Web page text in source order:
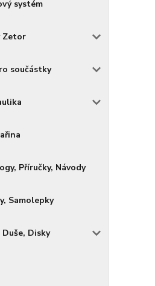
systém
Zetor
součástky
Příručky, Návody
Samolepky
Duše, Disky